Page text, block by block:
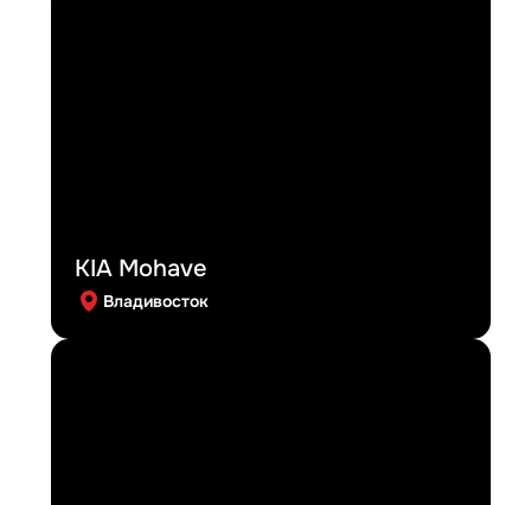
KIA Mohave
Владивосток